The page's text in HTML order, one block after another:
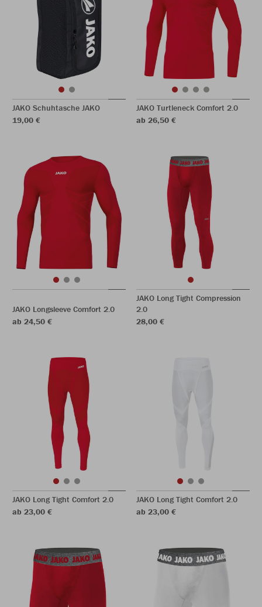
JAKO Schuhtasche JAKO
19,00 €
JAKO Turtleneck Comfort 2.0
ab 26,50 €
JAKO Longsleeve Comfort 2.0
ab 24,50 €
JAKO Long Tight Compression
2.0
28,00 €
JAKO Long Tight Comfort 2.0
ab 23,00 €
JAKO Long Tight Comfort 2.0
ab 23,00 €